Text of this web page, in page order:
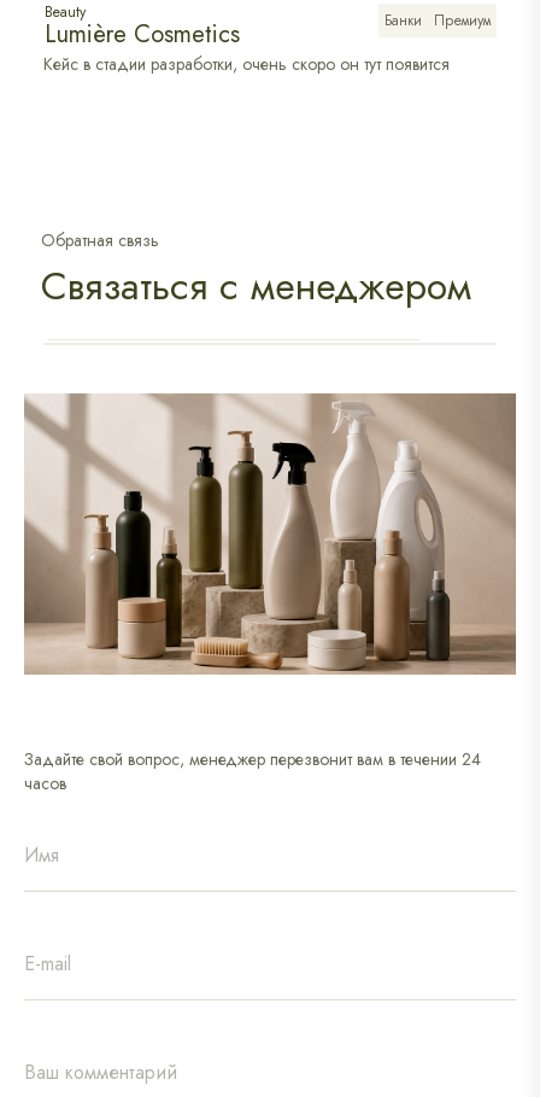
Beauty
Lumière Cosmetics Банки Премиум
Кейс в стадии разработки, очень скоро он тут появится
Обратная связь
Связаться с менеджером
Задайте свой вопрос, менеджер перезвонит вам в течении 24
часов